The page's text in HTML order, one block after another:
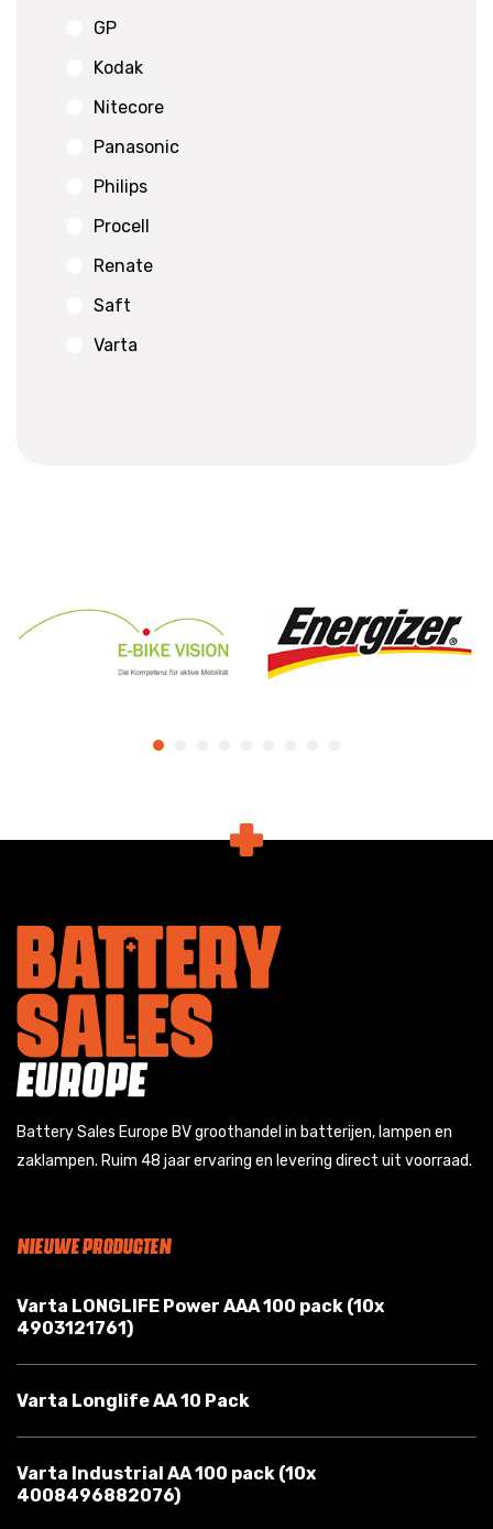
GP
Kodak
Nitecore
Panasonic
Philips
Procell
Renate
Saft
Varta
Battery Sales Europe BV groothandel in batterijen, lampen en
zaklampen. Ruim 48 jaar ervaring en levering direct uit voorraad.
NIEUWE PRODUCTEN
Varta LONGLIFE Power AAA 100 pack (10x
4903121761)
Varta Longlife AA 10 Pack
Varta Industrial AA 100 pack (10x
4008496882076)